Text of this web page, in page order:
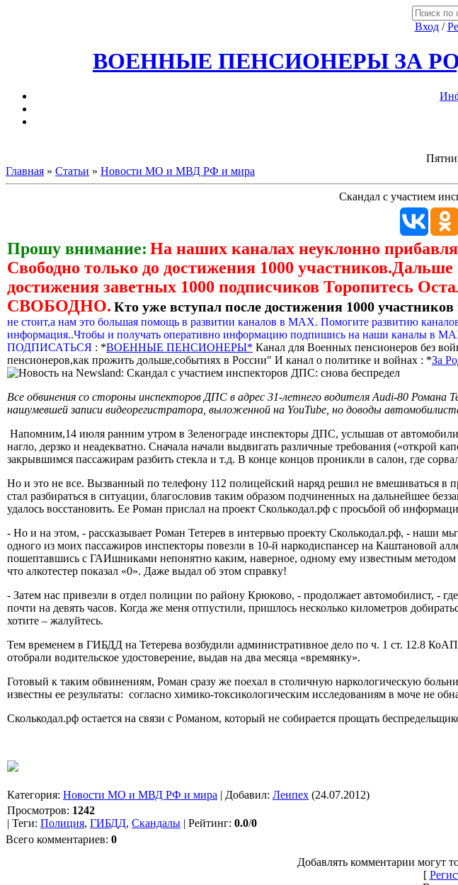
Вход/
ВОЕННЫЕ ПЕНСИОНЕРЫ ЗА
Главная » Статьи » Новости МО и МВД РФ и мира
Скандал с участием
Прошу внимание: На наших каналах неуклонно
Свободно только до достижения 1000
достижения заветных 1000 подписчиков Торопитесь
СВОБОДНО. Кто уже вступал после достижения 1000
не стоит,а нам это большая помощь в развитии каналов в МАХ. Помогите развитию
информация..Чтобы и получать оперативно информацию подпишись на наши каналы в
ПОДПИСАТЬСЯ : *ВОЕННЫЕ ПЕНСИОНЕРЫ* Канал для Военных пенсионеров без
пенсионеров,как прожить дольше,событиях в России" И канал о политике и войнах : *За
Все обвинения со стороны инспекторов ДПС в адрес 31-летнего водителя Audi-80 Романа
нашумевшей записи видеорегистратора, выложенной на YouTube, но доводы
Напомним,14 июля ранним утром в Зеленограде инспекторы ДПС, услышав от
нагло, дерзко и неадекватно. Сначала начали выдвигать различные требования
закрывшимся пассажирам разбить стекла и т.д. В конце концов проникли в салон, где
Но и это не все. Вызванный по телефону 112 полицейский наряд решил не вмешиваться
стал разбираться в ситуации, благословив таким образом подчиненных на дальнейшее
удалось восстановить. Ее Роман прислал на проект Сколькодал.рф с просьбой об
- Но и на этом, - рассказывает Роман Тетерев в интервью проекту Сколькодал.рф, - наши
одного из моих пассажиров инспекторы повезли в 10-й наркодиспансер на Каштановой
пошептавшись с ГАИшниками непонятно каким, наверное, одному ему известным методом
что алкотестер показал «0». Даже выдал об этом справку!
- Затем нас привезли в отдел полиции по району Крюково, - продолжает автомобилист, -
почти на девять часов. Когда же меня отпустили, пришлось несколько километров
хотите – жалуйтесь.
Тем временем в ГИБДД на Тетерева возбудили административное дело по ч. 1 ст. 12.8
отобрали водительское удостоверение, выдав на два месяца «времянку».
Готовый к таким обвинениям, Роман сразу же поехал в столичную наркологическую
известны ее результаты: согласно химико-токсикологическим исследованиям в моче не
Сколькодал.рф остается на связи с Романом, который не собирается прощать
Категория: Новости МО и МВД РФ и мира | Добавил: Ленпех (24.07.2012)
Просмотров: 1242
| Теги: Полиция, ГИБДД, Скандалы | Рейтинг: 0.0/0
Всего комментариев: 0
Добавлять комментарии могут
[